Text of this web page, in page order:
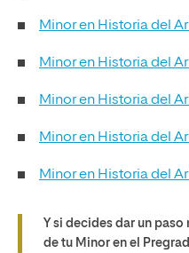
Minor en Historia del
Minor en Historia del
Minor en Historia del
Minor en Historia del
Minor en Historia del
Y si decides dar un paso
de tu Minor en el